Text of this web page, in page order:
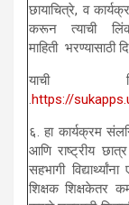
छायाचित्रे, व
करून त्याची लिंक
माहिती भरण्यासाठी
याची
https://
६. हा कार्यक्रम
आणि राष्ट्रीय
सहभागी
शिक्षक शिक्षकेतर